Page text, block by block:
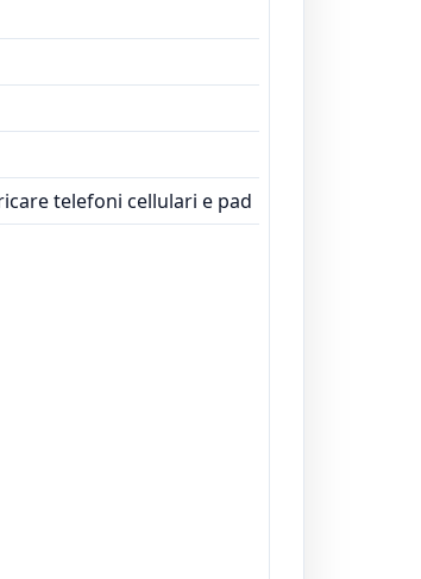
telefoni cellulari e pad